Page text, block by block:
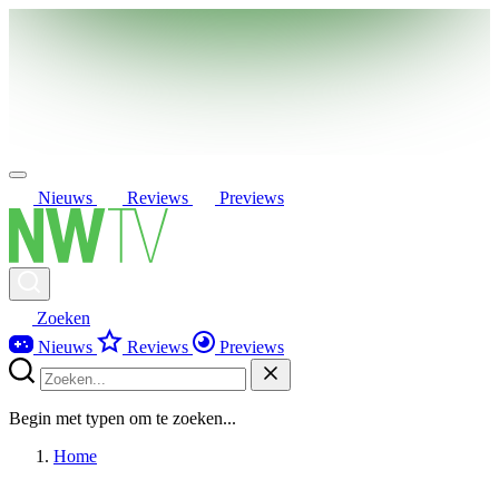
Nieuws Reviews Previews
Zoeken
Nieuws
Reviews Previews
Begin met typen om te zoeken...
Home